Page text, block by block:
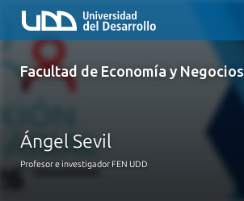
Facultad de Economía y Negocios
Ángel Sevil
Profesor e investigador FEN UDD